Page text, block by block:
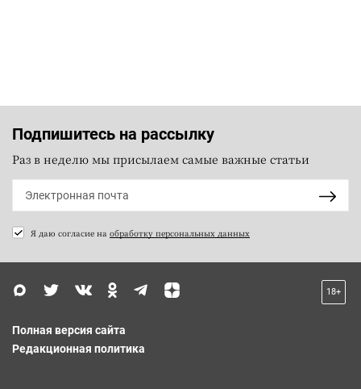
Подпишитесь на рассылку
Раз в неделю мы присылаем самые важные статьи
Я даю согласие на обработку персональных данных
18+
Полная версия сайта
Редакционная политика